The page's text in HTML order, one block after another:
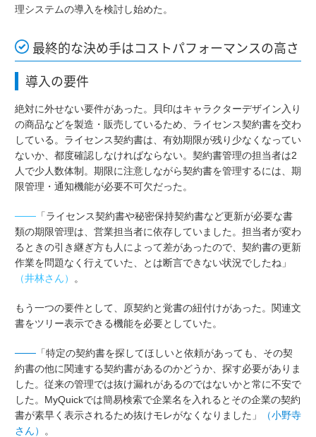
理システムの導入を検討し始めた。
最終的な決め手はコストパフォーマンスの高さ
導入の要件
絶対に外せない要件があった。貝印はキャラクターデザイン入り
の商品などを製造・販売しているため、ライセンス契約書を交わ
している。ライセンス契約書は、有効期限が残り少なくなってい
ないか、都度確認しなければならない。契約書管理の担当者は2
人で少人数体制。期限に注意しながら契約書を管理するには、期
限管理・通知機能が必要不可欠だった。
─── 「ライセンス契約書や秘密保持契約書など更新が必要な書
類の期限管理は、営業担当者に依存していました。担当者が変わ
るときの引き継ぎ方も人によって差があったので、契約書の更新
作業を問題なく行えていた、とは断言できない状況でしたね」
（井林さん）
。
もう一つの要件として、原契約と覚書の紐付けがあった。関連文
書をツリー表示できる機能を必要としていた。
─── 「特定の契約書を探してほしいと依頼があっても、その契
約書の他に関連する契約書があるのかどうか、探す必要がありま
した。従来の管理では抜け漏れがあるのではないかと常に不安で
した。MyQuickでは簡易検索で企業名を入れるとその企業の契約
書が素早く表示されるため抜けモレがなくなりました」
（小野寺
さん）
。